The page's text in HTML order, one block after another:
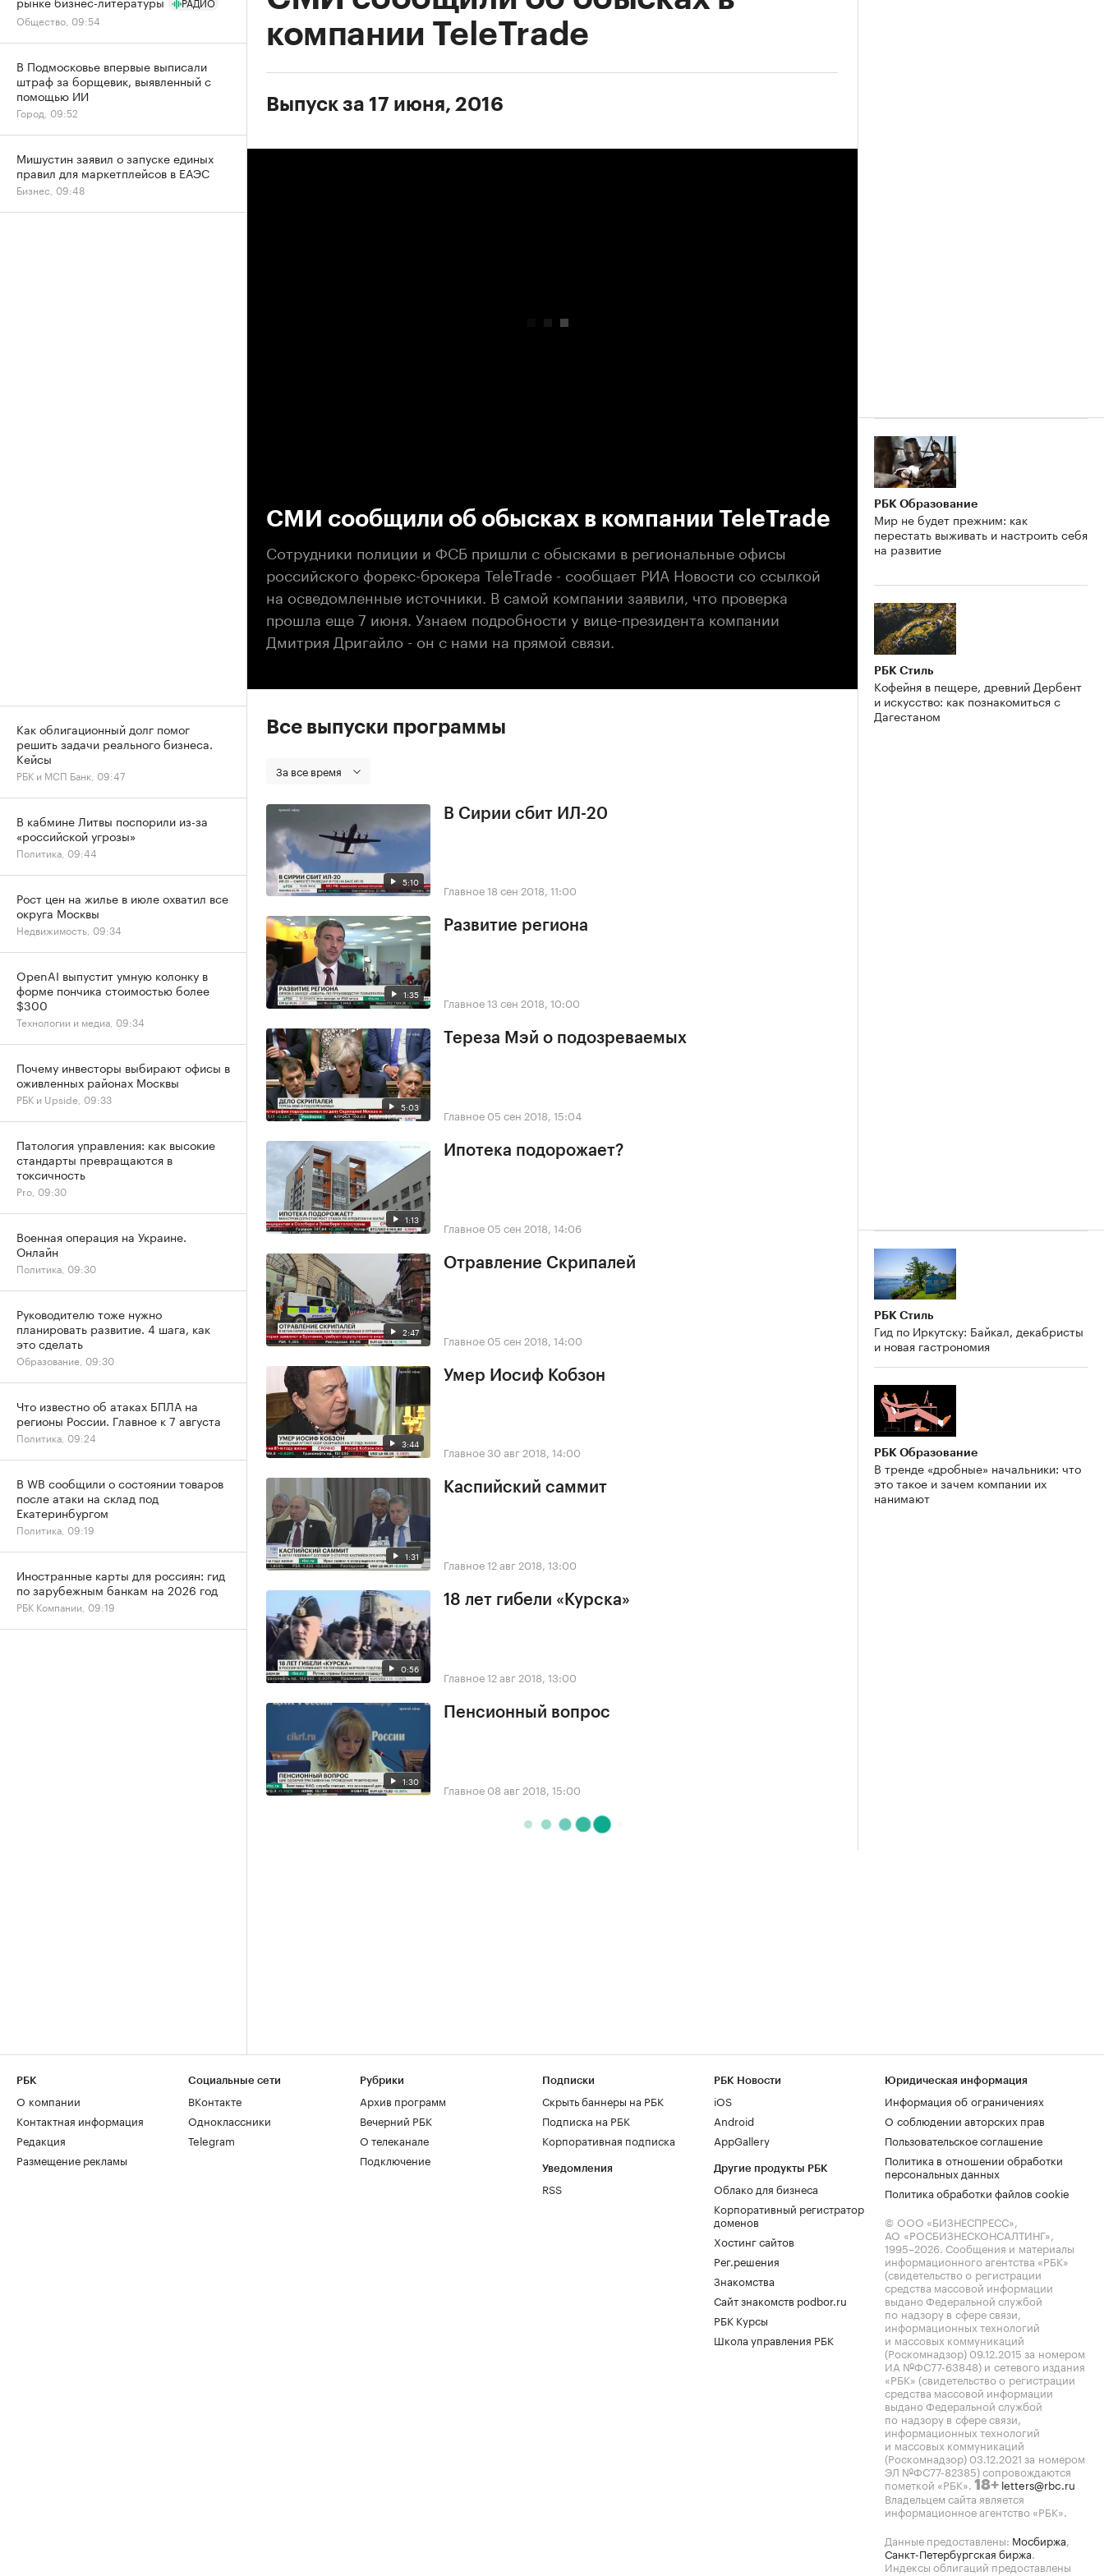
компании TeleTrade
Выпуск за 17 июня, 2016
СМИ сообщили об обысках в компании TeleTrade
Сотрудники полиции и ФСБ пришли с обысками в региональные офисы
российского форекс-брокера TeleTrade - сообщает РИА Новости со ссылкой
на осведомленные источники. В самой компании заявили, что проверка
прошла еще 7 июня. Узнаем подробности у вице-президента компании
Дмитрия Дригайло - он с нами на прямой связи.
Все выпуски программы
За все время
5:10
В Сирии сбит ИЛ-20
Главное18 сен 2018, 11:00
1:35
Развитие региона
Главное13 сен 2018, 10:00
5:03
Тереза Мэй о подозреваемых
Главное 05 сен 2018, 15:04
1:13
Ипотека подорожает?
Главное 05 сен 2018, 14:06
2:47
Отравление Скрипалей
Главное 05 сен 2018, 14:00
3:44
Умер Иосиф Кобзон
Главное30 авг 2018, 14:00
1:31
Каспийский саммит
Главное12 авг 2018, 13:00
0:56
18 лет гибели «Курска»
Главное12 авг 2018, 13:00
1:30
Пенсионный вопрос
Главное 08 авг 2018, 15:00
РБК Образование
Мир не будет прежним: как
перестать выживать и настроить себя
на развитие
РБК Стиль
Кофейня в пещере, древний Дербент
и искусство: как познакомиться с
Дагестаном
РБК Стиль
Гид по Иркутску: Байкал, декабристы
и новая гастрономия
РБК Образование
В тренде «дробные» начальники: что
это такое и зачем компании их
нанимают
Общество, 09:54
В Подмосковье впервые выписали
штраф за борщевик, выявленный с
помощью ИИ
Город, 09:52
Мишустин заявил о запуске единых
правил для маркетплейсов в ЕАЭС
Бизнес, 09:48
Как облигационный долг помог
решить задачи реального бизнеса.
Кейсы
РБК и МСП Банк, 09:47
В кабмине Литвы поспорили из-за
«российской угрозы»
Политика, 09:44
Рост цен на жилье в июле охватил все
округа Москвы
Недвижимость, 09:34
OpenAI выпустит умную колонку в
форме пончика стоимостью более
$300
Технологии и медиа, 09:34
Почему инвесторы выбирают офисы в
оживленных районах Москвы
РБК и Upside, 09:33
Патология управления: как высокие
стандарты превращаются в
токсичность
Pro, 09:30
Военная операция на Украине.
Онлайн
Политика, 09:30
Руководителю тоже нужно
планировать развитие. 4 шага, как
это сделать
Образование, 09:30
Что известно об атаках БПЛА на
регионы России. Главное к 7 августа
Политика, 09:24
В WB сообщили о состоянии товаров
после атаки на склад под
Екатеринбургом
Политика, 09:19
Иностранные карты для россиян: гид
по зарубежным банкам на 2026 год
РБК Компании, 09:19
РБК
О компании
Контактная информация
Редакция
Размещение рекламы
Социальные сети
ВКонтакте
Одноклассники
Telegram
Рубрики
Архив программ
Вечерний РБК
О телеканале
Подключение
Подписки
Скрыть баннеры на РБК
Подписка на РБК
Корпоративная подписка
Уведомления
RSS
РБК Новости
iOS
Android
AppGallery
Другие продукты РБК
Облако для бизнеса
Корпоративный регистратор
доменов
Хостинг сайтов
Рег.решения
Знакомства
Сайт знакомств podbor.ru
РБК Курсы
Школа управления РБК
Юридическая информация
Информация об ограничениях
О соблюдении авторских прав
Пользовательское соглашение
Политика в отношении обработки
персональных данных
Политика обработки файлов cookie
© ООО «БИЗНЕСПРЕСС»,
АО «РОСБИЗНЕСКОНСАЛТИНГ»,
1995–2026. Сообщения и материалы
информационного агентства «РБК»
(свидетельство о регистрации
средства массовой информации
выдано Федеральной службой
по надзору в сфере связи,
информационных технологий
и массовых коммуникаций
(Роскомнадзор) 09.12.2015 за номером
ИА №ФС77-63848) и сетевого издания
«РБК» (свидетельство о регистрации
средства массовой информации
выдано Федеральной службой
по надзору в сфере связи,
информационных технологий
и массовых коммуникаций
(Роскомнадзор) 03.12.2021 за номером
ЭЛ №ФС77-82385) сопровождаются
пометкой «РБК». 18+ letters@rbc.ru
Владельцем сайта является
информационное агентство «РБК».
Данные предоставлены: Мосбиржа,
Санкт-Петербургская биржа.
Индексы облигаций предоставлены